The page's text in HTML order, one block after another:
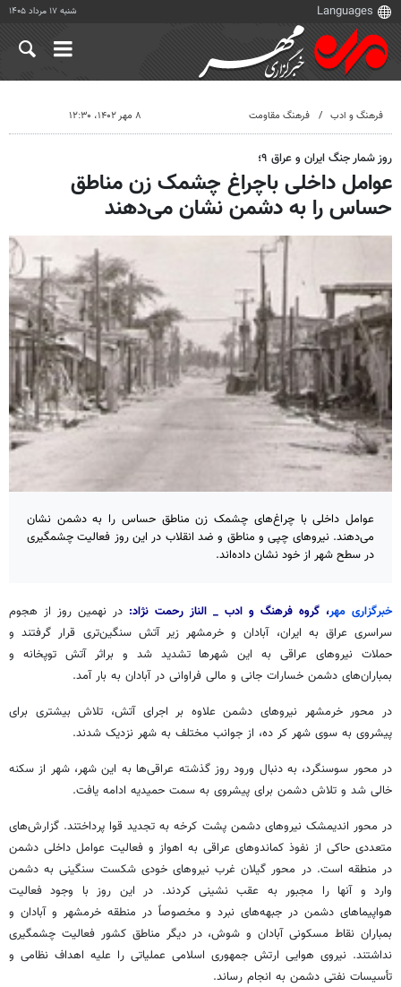
شنبه ۱۷ مرداد ۱۴۰۵
فرهنگ و ادب فرهنگ مقاومت ۸ مهر ۱۴۰۲، ۱۲:۳۰
روز شمار جنگ ایران و عراق ۹؛
عوامل داخلی باچراغ چشمک زن مناطق
حساس را به دشمن نشان می‌دهند
عوامل داخلی با چراغ‌های چشمک زن مناطق حساس را به دشمن نشان
می‌دهند. نیروهای چپی و مناطق و ضد انقلاب در این روز فعالیت چشمگیری
در سطح شهر از خود نشان داده‌اند.
خبرگزاری مهر، گروه فرهنگ و ادب _ الناز رحمت نژاد: در نهمین روز از هجوم
سراسری عراق به ایران، آبادان و خرمشهر زیر آتش سنگین‌تری قرار گرفتند و
حملات نیروهای عراقی به این شهرها تشدید شد و براثر آتش توپخانه و
بمباران‌های دشمن خسارات جانی و مالی فراوانی در آبادان به بار آمد.
در محور خرمشهر نیروهای دشمن علاوه بر اجرای آتش، تلاش بیشتری برای
پیشروی به سوی شهر کر ده، از جوانب مختلف به شهر نزدیک شدند.
در محور سوسنگرد، به دنبال ورود روز گذشته عراقی‌ها به این شهر، شهر از سکنه
خالی شد و تلاش دشمن برای پیشروی به سمت حمیدیه ادامه یافت.
در محور اندیمشک نیروهای دشمن پشت کرخه به تجدید قوا پرداختند. گزارش‌های
متعددی حاکی از نفوذ کماندوهای عراقی به اهواز و فعالیت عوامل داخلی دشمن
در منطقه است. در محور گیلان غرب نیروهای خودی شکست سنگینی به دشمن
وارد و آنها را مجبور به عقب نشینی کردند. در این روز با وجود فعالیت
هواپیماهای دشمن در جبهه‌های نبرد و مخصوصاً در منطقه خرمشهر و آبادان و
بمباران نقاط مسکونی آبادان و شوش، در دیگر مناطق کشور فعالیت چشمگیری
نداشتند. نیروی هوایی ارتش جمهوری اسلامی عملیاتی را علیه اهداف نظامی و
تأسیسات نفتی دشمن به انجام رساند.